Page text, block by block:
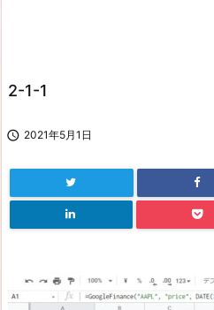
2-1-1
 2021年5月1日